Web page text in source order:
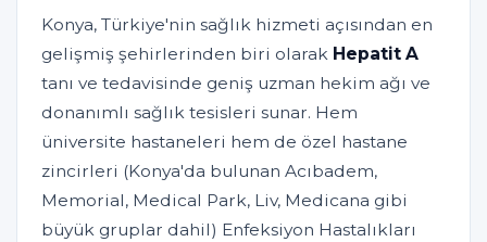
Konya, Türkiye'nin sağlık hizmeti açısından en
gelişmiş şehirlerinden biri olarak Hepatit A
tanı ve tedavisinde geniş uzman hekim ağı ve
donanımlı sağlık tesisleri sunar. Hem
üniversite hastaneleri hem de özel hastane
zincirleri (Konya'da bulunan Acıbadem,
Memorial, Medical Park, Liv, Medicana gibi
büyük gruplar dahil) Enfeksiyon Hastalıkları